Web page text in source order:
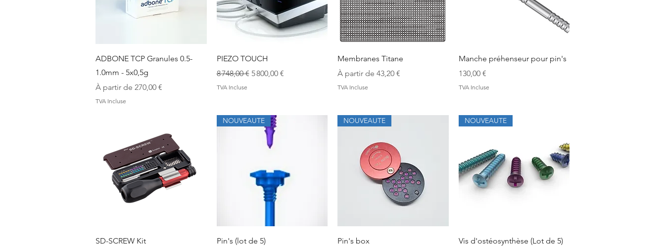
Aperçu rapide
ADBONE TCP Granules 0.5-
1.0mm - 5x0,5g
À partir de 270,00 €
Prix promotionnel
TVA Incluse
Aperçu rapide
PIEZO TOUCH
Prix original
8 748,00 € Prix promotionnel
5 800,00 €
TVA Incluse
Aperçu rapide
Membranes Titane
À partir de 43,20 €
Prix promotionnel
TVA Incluse
Aperçu rapide
Manche préhenseur pour pin's
Prix
130,00 €
TVA Incluse
Aperçu rapide
SD-SCREW Kit
Aperçu rapide
NOUVEAUTE
Pin's (lot de 5)
NOUVEAUTE
Pin's box
Aperçu rapide
NOUVEAUTE
Vis d'ostéosynthèse (Lot de 5)